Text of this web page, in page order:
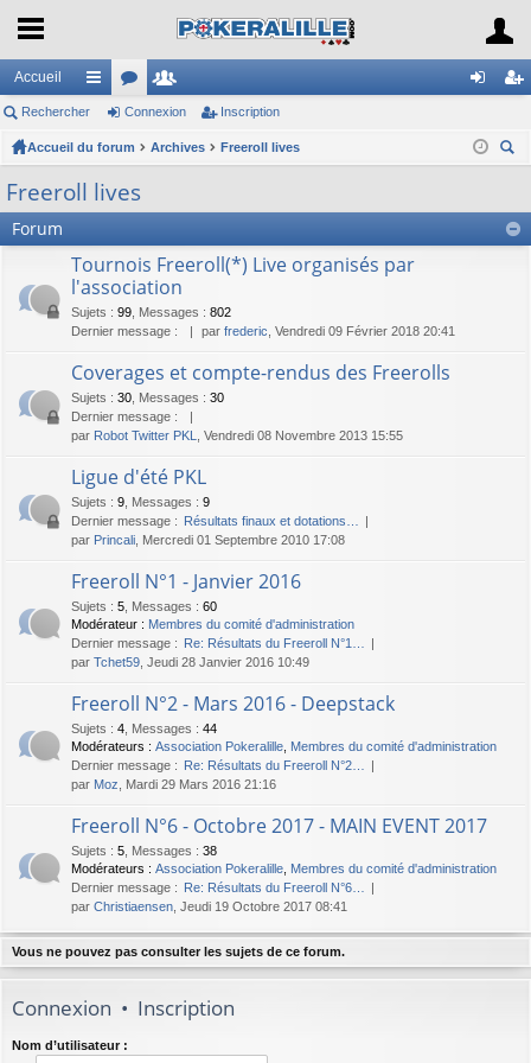
Accueil
ac
co
ur
or
u
e
m ne cri
on
Rechercher Connexion Inscription
Accueil du forum Archives
Freeroll lives
ch
Freeroll lives
Forum
Tournois Freeroll(*) Live organisés par
l'association
Sujets : 99 Messages : 802
Dernier message :
par frederic , Vendredi 09 Février 2018 20:41
Coverages et compte-rendus des Freerolls
Sujets : 30 Messages : 30
Dernier message :
par Robot Twitter PKL , Vendredi 08 Novembre 2013 15:55
Ligue d'été PKL
Sujets : 9 Messages : 9
Dernier message : Résultats finaux et dotations…
par Princali , Mercredi 01 Septembre 2010 17:08
Freeroll N°1 - Janvier 2016
Sujets : 5 Messages : 60
Modérateur : Membres du comité d'administration
Dernier message : Re: Résultats du Freeroll N°1…
par Tchet59 , Jeudi 28 Janvier 2016 10:49
Freeroll N°2 - Mars 2016 - Deepstack
Sujets : 4 Messages : 44
Modérateurs : Association Pokeralille Membres du comité d'administration
Dernier message : Re: Résultats du Freeroll N°2…
par Moz , Mardi 29 Mars 2016 21:16
Freeroll N°6 - Octobre 2017 - MAIN EVENT 2017
Sujets : 5 Messages : 38
Modérateurs : Association Pokeralille Membres du comité d'administration
Dernier message : Re: Résultats du Freeroll N°6…
par Christiaensen , Jeudi 19 Octobre 2017 08:41
Vous ne pouvez pas consulter les sujets de ce forum.
Connexion • Inscription
Nom d’utilisateur :